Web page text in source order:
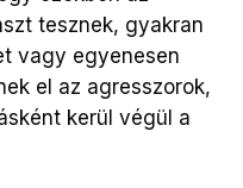
tesznek, gyakran
vagy egyenesen
el az agresszorok,
kerül végül a